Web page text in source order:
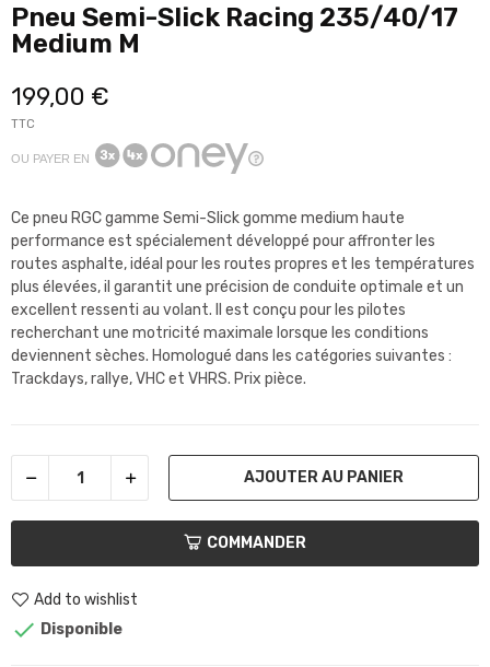
Pneu Semi-Slick Racing 235/40/17
Medium M
199,00 €
TTC
OU PAYER EN
Ce pneu RGC gamme Semi-Slick gomme medium haute
performance est spécialement développé pour affronter les
routes asphalte, idéal pour les routes propres et les températures
plus élevées, il garantit une précision de conduite optimale et un
excellent ressenti au volant. Il est conçu pour les pilotes
recherchant une motricité maximale lorsque les conditions
deviennent sèches. Homologué dans les catégories suivantes :
Trackdays, rallye, VHC et VHRS. Prix pièce.
AJOUTER AU PANIER
COMMANDER
Add to wishlist
 Disponible